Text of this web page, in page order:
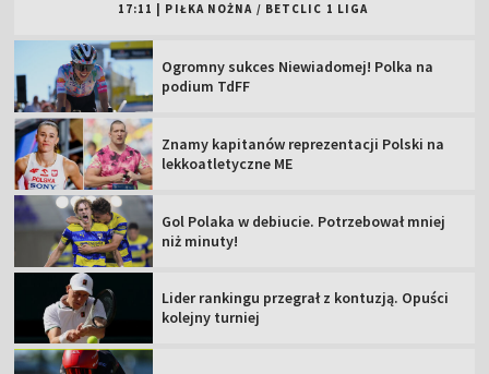
17:11 PIŁKA NOŻNA / BETCLIC 1 LIGA
Ogromny sukces Niewiadomej! Polka na
podium TdFF
Znamy kapitanów reprezentacji Polski na
lekkoatletyczne ME
Gol Polaka w debiucie. Potrzebował mniej
niż minuty!
Lider rankingu przegrał z kontuzją. Opuści
kolejny turniej